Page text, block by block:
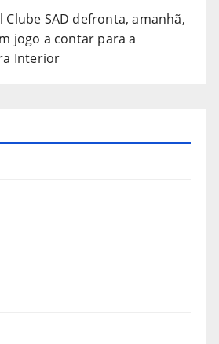
Clube SAD defronta, amanhã,
jogo a contar para a
Interior